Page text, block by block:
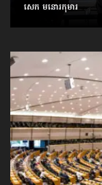
សេក មនោរកុមារ